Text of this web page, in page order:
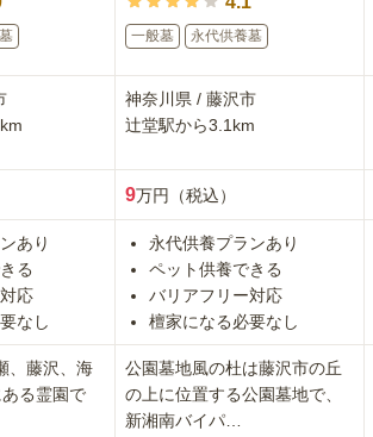
あり
る
応
なし
、藤沢、海
る霊園で
一般墓 永代供養墓
神奈川県 / 藤沢市
辻堂駅から3.1km
9万円（税込）
永代供養プランあり
ペット供養できる
バリアフリー対応
檀家になる必要なし
公園墓地風の杜は藤沢市の丘
の上に位置する公園墓地で、
新湘南バイパ